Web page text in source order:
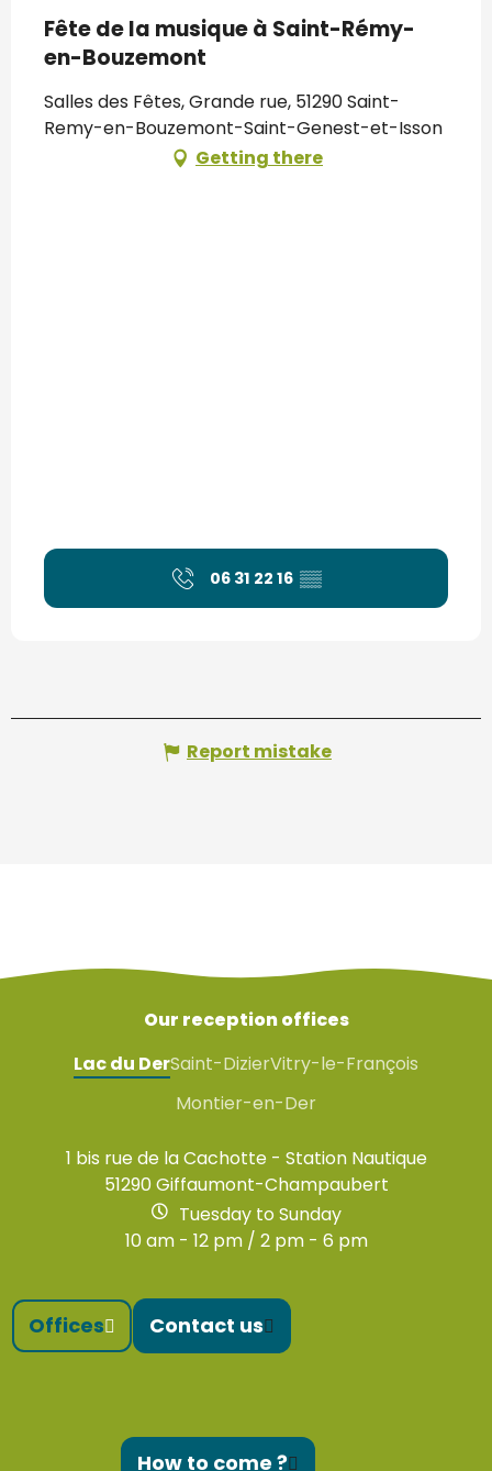
Fête de la musique à Saint-Rémy-
en-Bouzemont
Salles des Fêtes, Grande rue, 51290 Saint-
Remy-en-Bouzemont-Saint-Genest-et-Isson
Getting there
06 31 22 16 ▒▒
Report mistake
Our reception offices
Lac du DerSaint-DizierVitry-le-François
Montier-en-Der
1 bis rue de la Cachotte - Station Nautique
51290 Giffaumont-Champaubert
Tuesday to Sunday
10 am - 12 pm / 2 pm - 6 pm
Offices Contact us
How to come ?